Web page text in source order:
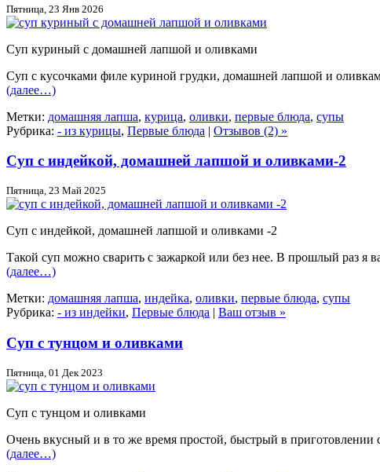
Пятница, 23 Янв 2026
Суп куриный с домашней лапшой и оливками
Суп с кусочками филе куриной грудки, домашней лапшой и
(далее…)
Метки: домашняя лапша, курица, оливки, первые блюда, супы
Рубрика: - из курицы, Первые блюда | Отзывов (2) »
Суп с индейкой, домашней лапшой и оливками-2
Пятница, 23 Май 2025
Суп с индейкой, домашней лапшой и оливками -2
Такой суп можно сварить с зажаркой или без нее. В прошлый раз я
(далее…)
Метки: домашняя лапша, индейка, оливки, первые блюда, супы
Рубрика: - из индейки, Первые блюда | Ваш отзыв »
Суп с тунцом и оливками
Пятница, 01 Дек 2023
Суп с тунцом и оливками
Очень вкусный и в то же время простой, быстрый в приготовлении
(далее…)